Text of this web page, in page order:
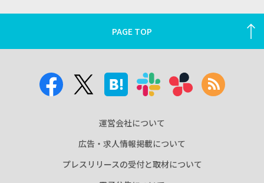
PAGE TOP
運営会社について
広告・求人情報掲載について
プレスリリースの受付と取材について